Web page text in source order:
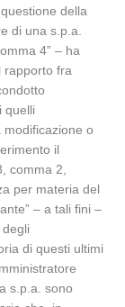
della
di una s.p.a.
4” – ha
rapporto fra
quelli
modificazione o
il
comma 2,
per materia del
– a tali fini –
degli
di questi ultimi
s.p.a. sono